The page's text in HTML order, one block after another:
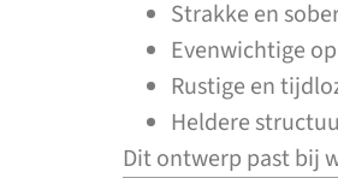
Strakke en
Evenwichtige
Rustige en
Heldere
Dit ontwerp past bij